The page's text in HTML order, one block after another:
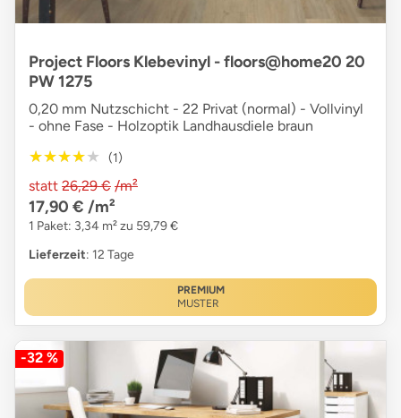
Project Floors Klebevinyl - floors@home20 20
PW 1275
0,20 mm Nutzschicht - 22 Privat (normal) - Vollvinyl
- ohne Fase - Holzoptik Landhausdiele braun
★★★★★
★★★★★ (1)
statt 26,29 € /m²
17,90 € /m²
1 Paket: 3,34 m² zu 59,79 €
Lieferzeit: 12 Tage
PREMIUM
MUSTER
-32 %